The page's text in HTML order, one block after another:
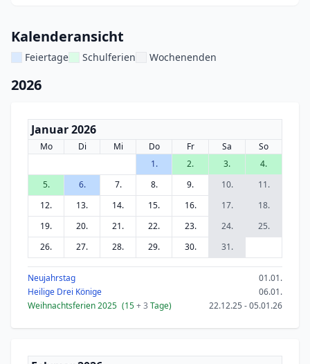
Kalenderansicht
Feiertage Schulferien Wochenenden
2026
Januar 2026
Mo Di Mi Do Fr Sa
So
1.
2. 3.
4.
5.
6. 7. 8. 9. 10.
11.
12.
13. 14. 15. 16. 17.
18.
19.
20. 21. 22. 23. 24.
25.
26.
27. 28. 29. 30. 31.
Neujahrstag
01.01.
Heilige Drei Könige
06.01.
Weihnachtsferien 2025 (15+ 3 Tage) 22.12.25 - 05.01.26